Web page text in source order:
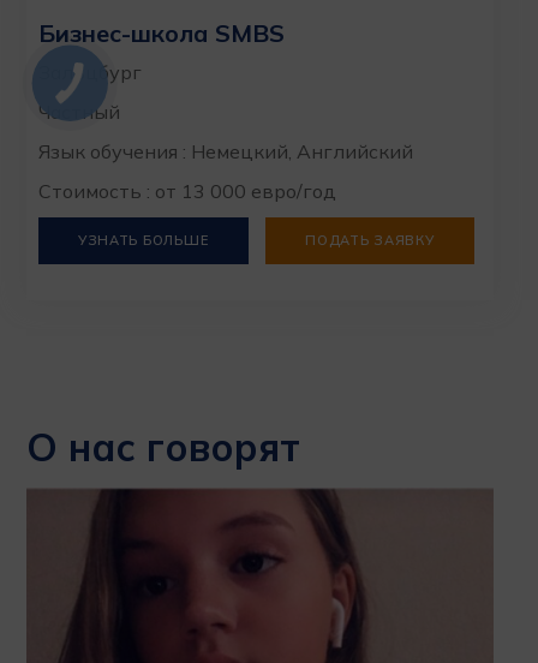
Бизнес-школа SMBS
Зальцбург
Частный
Язык обучения : Немецкий, Английский
Стоимость : от 13 000 евро/год
УЗНАТЬ БОЛЬШЕ ПОДАТЬ ЗАЯВКУ
О нас говорят